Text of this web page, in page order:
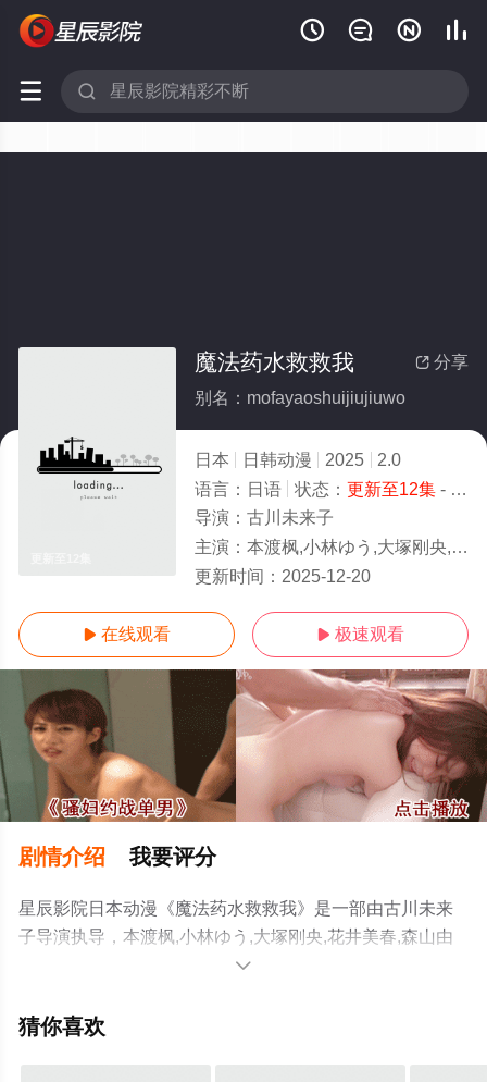
   
 
 分享
魔法药水救救我
别名：mofayaoshuijiujiuwo
日本 日韩动漫 2025
2.0
语言： 日语 状态： 更新至12集- 免费在线观看
导演： 古川未来子
主演： 本渡枫,小林ゆう,大塚刚央,花井美春,森山由梨佳
更新时间： 2025-12-20
 在线观看  极速观看
剧情介绍 我要评分
星辰影院日本动漫《魔法药水救救我》是一部由古川未来
子导演执导，本渡枫,小林ゆう,大塚刚央,花井美春,森山由
梨佳等演员精彩演绎的日本动漫，免费观看高清未删减完
瓣动漫、电视猫或剧情网等平台了解。

猜你喜欢